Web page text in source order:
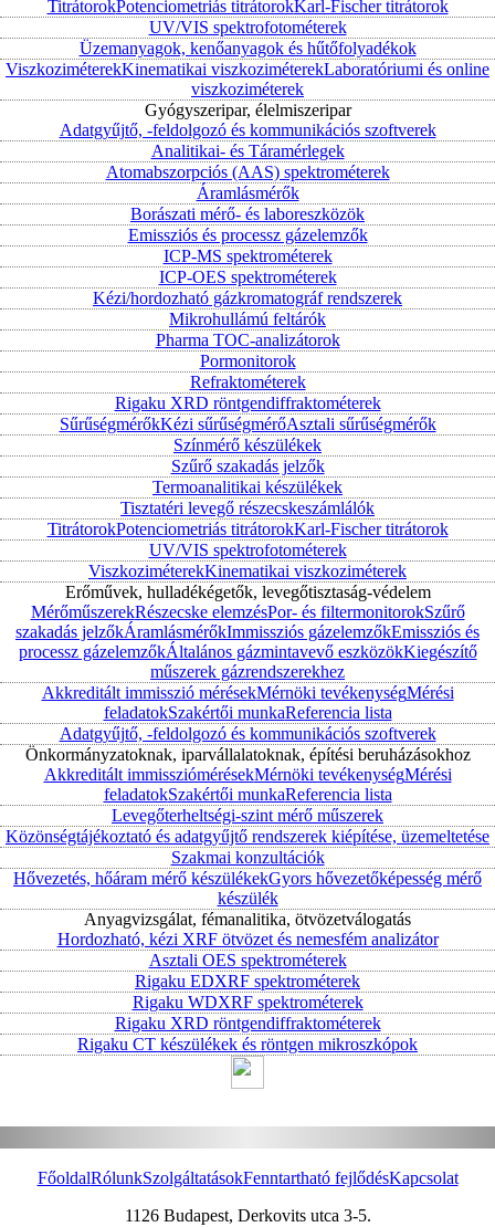
TitrátorokPotenciometriás titrátorokKarl-Fischer titrátorok
UV/VIS spektrofotométerek
Üzemanyagok, kenőanyagok és hűtőfolyadékok
ViszkoziméterekKinematikai viszkoziméterekLaboratóriumi és online
viszkoziméterek
Gyógyszeripar, élelmiszeripar
Adatgyűjtő, -feldolgozó és kommunikációs szoftverek
Analitikai- és Táramérlegek
Atomabszorpciós (AAS) spektrométerek
Áramlásmérők
Borászati mérő- és laboreszközök
Emissziós és processz gázelemzők
ICP-MS spektrométerek
ICP-OES spektrométerek
Kézi/hordozható gázkromatográf rendszerek
Mikrohullámú feltárók
Pharma TOC-analizátorok
Pormonitorok
Refraktométerek
Rigaku XRD röntgendiffraktométerek
SűrűségmérőkKézi sűrűségmérőAsztali sűrűségmérők
Színmérő készülékek
Szűrő szakadás jelzők
Termoanalitikai készülékek
Tisztatéri levegő részecskeszámlálók
TitrátorokPotenciometriás titrátorokKarl-Fischer titrátorok
UV/VIS spektrofotométerek
ViszkoziméterekKinematikai viszkoziméterek
Erőművek, hulladékégetők, levegőtisztaság-védelem
MérőműszerekRészecske elemzésPor- és filtermonitorokSzűrő
szakadás jelzőkÁramlásmérőkImmissziós gázelemzőkEmissziós és
processz gázelemzőkÁltalános gázmintavevő eszközökKiegészítő
műszerek gázrendszerekhez
Akkreditált immisszió mérésekMérnöki tevékenységMérési
feladatokSzakértői munkaReferencia lista
Adatgyűjtő, -feldolgozó és kommunikációs szoftverek
Önkormányzatoknak, iparvállalatoknak, építési beruházásokhoz
Akkreditált immissziómérésekMérnöki tevékenységMérési
feladatokSzakértői munkaReferencia lista
Levegőterheltségi-szint mérő műszerek
Közönségtájékoztató és adatgyűjtő rendszerek kiépítése, üzemeltetése
Szakmai konzultációk
Hővezetés, hőáram mérő készülékekGyors hővezetőképesség mérő
készülék
Anyagvizsgálat, fémanalitika, ötvözetválogatás
Hordozható, kézi XRF ötvözet és nemesfém analizátor
Asztali OES spektrométerek
Rigaku EDXRF spektrométerek
Rigaku WDXRF spektrométerek
Rigaku XRD röntgendiffraktométerek
Rigaku CT készülékek és röntgen mikroszkópok
FőoldalRólunkSzolgáltatásokFenntartható fejlődésKapcsolat
1126 Budapest, Derkovits utca 3-5.